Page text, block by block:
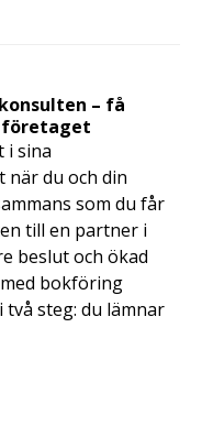
– få
i sina
när du och din
som du får
till en partner i
beslut och ökad
bokföring
steg: du lämnar